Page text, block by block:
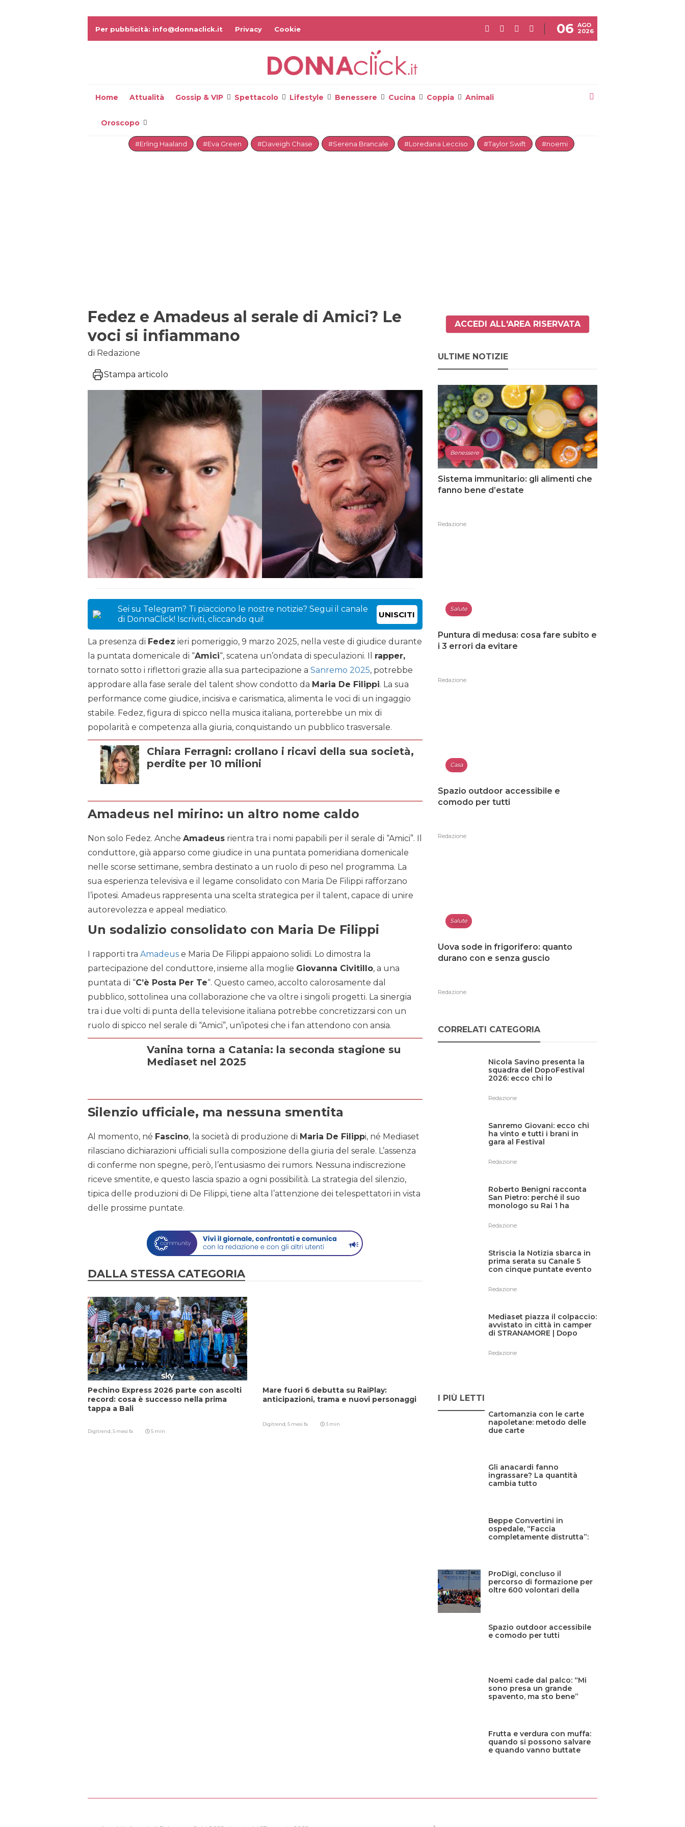
Per pubblicità: info@donnaclick.it Privacy Cookie 06 AGO
2026
Home Attualità Gossip & VIP Spettacolo Lifestyle Benessere Cucina Coppia Animali
Oroscopo
#Erling Haaland #Eva Green #Daveigh Chase #Serena Brancale #Loredana Lecciso #Taylor Swift #noemi
Fedez e Amadeus al serale di Amici? Le
voci si infiammano
di Redazione
Stampa articolo
Sei su Telegram? Ti piacciono le nostre notizie? Segui il canale
di DonnaClick! Iscriviti, cliccando qui!
UNISCITI
La presenza di Fedez ieri pomeriggio, 9 marzo 2025, nella veste di giudice durante
la puntata domenicale di “Amici“, scatena un’ondata di speculazioni. Il rapper,
tornato sotto i riflettori grazie alla sua partecipazione a Sanremo 2025, potrebbe
approdare alla fase serale del talent show condotto da Maria De Filippi. La sua
performance come giudice, incisiva e carismatica, alimenta le voci di un ingaggio
stabile. Fedez, figura di spicco nella musica italiana, porterebbe un mix di
popolarità e competenza alla giuria, conquistando un pubblico trasversale.
Chiara Ferragni: crollano i ricavi della sua società,
perdite per 10 milioni
Amadeus nel mirino: un altro nome caldo
Non solo Fedez. Anche Amadeus rientra tra i nomi papabili per il serale di “Amici”. Il
conduttore, già apparso come giudice in una puntata pomeridiana domenicale
nelle scorse settimane, sembra destinato a un ruolo di peso nel programma. La
sua esperienza televisiva e il legame consolidato con Maria De Filippi rafforzano
l’ipotesi. Amadeus rappresenta una scelta strategica per il talent, capace di unire
autorevolezza e appeal mediatico.
Un sodalizio consolidato con Maria De Filippi
I rapporti tra Amadeus e Maria De Filippi appaiono solidi. Lo dimostra la
partecipazione del conduttore, insieme alla moglie Giovanna Civitillo, a una
puntata di “C’è Posta Per Te“. Questo cameo, accolto calorosamente dal
pubblico, sottolinea una collaborazione che va oltre i singoli progetti. La sinergia
tra i due volti di punta della televisione italiana potrebbe concretizzarsi con un
ruolo di spicco nel serale di “Amici”, un’ipotesi che i fan attendono con ansia.
Vanina torna a Catania: la seconda stagione su
Mediaset nel 2025
Silenzio ufficiale, ma nessuna smentita
Al momento, né Fascino, la società di produzione di Maria De Filippi, né Mediaset
rilasciano dichiarazioni ufficiali sulla composizione della giuria del serale. L’assenza
di conferme non spegne, però, l’entusiasmo dei rumors. Nessuna indiscrezione
riceve smentite, e questo lascia spazio a ogni possibilità. La strategia del silenzio,
tipica delle produzioni di De Filippi, tiene alta l’attenzione dei telespettatori in vista
delle prossime puntate.
DALLA STESSA CATEGORIA
Pechino Express 2026 parte con ascolti
record: cosa è successo nella prima
tappa a Bali
Digitrend,5 mesi fa 5 min
Mare fuori 6 debutta su RaiPlay:
anticipazioni, trama e nuovi personaggi
Digitrend,5 mesi fa 3 min
ACCEDI ALL'AREA RISERVATA
ULTIME NOTIZIE
Benessere
Sistema immunitario: gli alimenti che
fanno bene d’estate
Redazione
Salute
Puntura di medusa: cosa fare subito e
i 3 errori da evitare
Redazione
Casa
Spazio outdoor accessibile e
comodo per tutti
Redazione
Salute
Uova sode in frigorifero: quanto
durano con e senza guscio
Redazione
CORRELATI CATEGORIA
Nicola Savino presenta la
squadra del DopoFestival
2026: ecco chi lo
Redazione
Sanremo Giovani: ecco chi
ha vinto e tutti i brani in
gara al Festival
Redazione
Roberto Benigni racconta
San Pietro: perché il suo
monologo su Rai 1 ha
Redazione
Striscia la Notizia sbarca in
prima serata su Canale 5
con cinque puntate evento
Redazione
Mediaset piazza il colpaccio:
avvistato in città in camper
di STRANAMORE | Dopo
toto-nomi: presto in TV?
Redazione
I PIÙ LETTI
Cartomanzia con le carte
napoletane: metodo delle
due carte
Gli anacardi fanno
ingrassare? La quantità
cambia tutto
Beppe Convertini in
ospedale, “Faccia
completamente distrutta”:
ProDigi, concluso il
percorso di formazione per
oltre 600 volontari della
Spazio outdoor accessibile
e comodo per tutti
Noemi cade dal palco: “Mi
sono presa un grande
spavento, ma sto bene”
Frutta e verdura con muffa:
quando si possono salvare
e quando vanno buttate